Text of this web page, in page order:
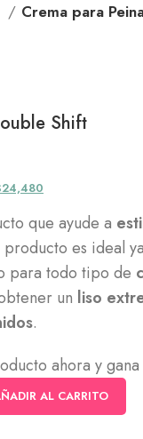
Crema para
Shift
que ayude a
es ideal
para todo tipo de
un liso
.
ahora y gana
AL CARRITO